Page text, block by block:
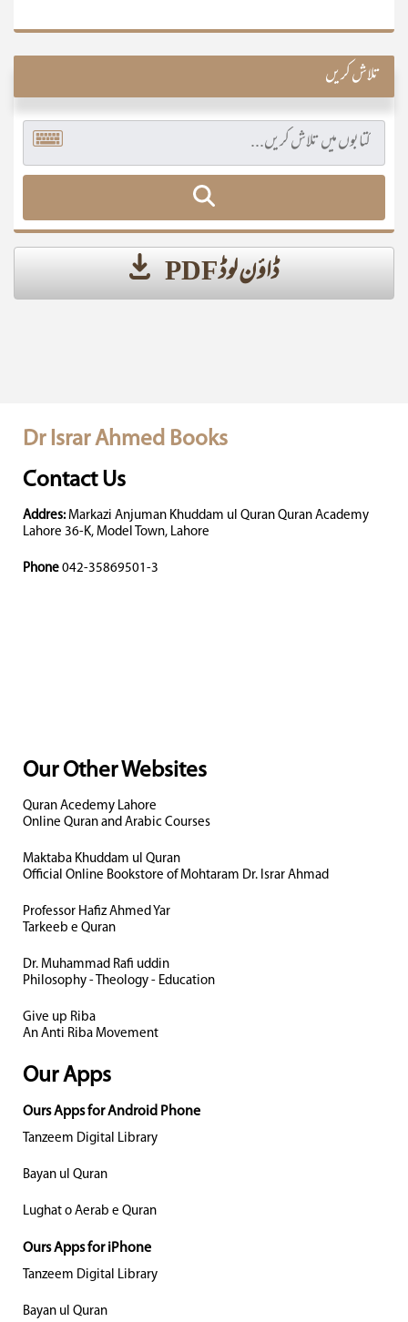
تلاش کریں
ڈاؤن لوڈ PDF
Dr Israr Ahmed Books
Contact Us
Addres: Markazi Anjuman Khuddam ul Quran Quran Academy
Lahore 36-K, Model Town, Lahore
Phone 042-35869501-3
Our Other Websites
Quran Acedemy Lahore
Online Quran and Arabic Courses
Maktaba Khuddam ul Quran
Official Online Bookstore of Mohtaram Dr. Israr Ahmad
Professor Hafiz Ahmed Yar
Tarkeeb e Quran
Dr. Muhammad Rafi uddin
Philosophy - Theology - Education
Give up Riba
An Anti Riba Movement
Our Apps
Ours Apps for Android Phone
Tanzeem Digital Library
Bayan ul Quran
Lughat o Aerab e Quran
Ours Apps for iPhone
Tanzeem Digital Library
Bayan ul Quran